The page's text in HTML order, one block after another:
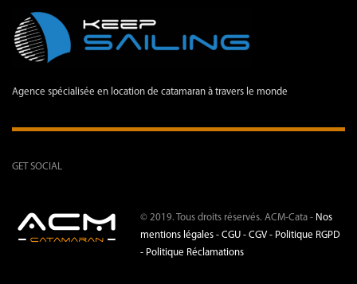
Agence spécialisée en location de catamaran à travers le monde
GET SOCIAL
© 2019. Tous droits réservés. ACM-Cata - Nos
mentions légales - CGU - CGV - Politique RGPD
- Politique Réclamations